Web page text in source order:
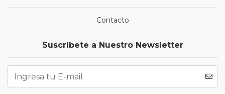
Contacto
Suscríbete a Nuestro Newsletter